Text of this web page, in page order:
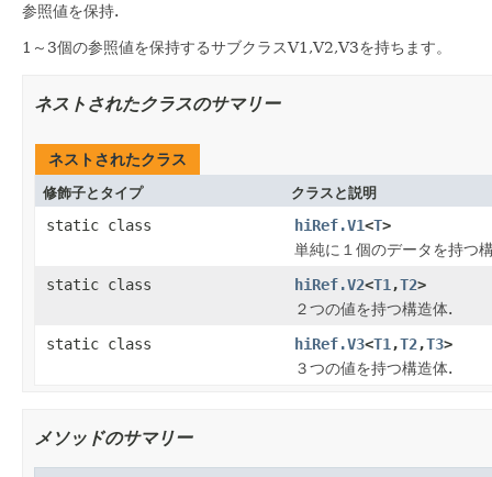
参照値を保持.
1～3個の参照値を保持するサブクラスV1,V2,V3を持ちます。
ネストされたクラスのサマリー
ネストされたクラス
修飾子とタイプ クラスと説明
static class hiRef.V1<T>
単純に１個のデータを持つ
static class
hiRef.V2<T1 ,T2>
２つの値を持つ構造体.
static class
hiRef.V3<T1 ,T2,T3>
３つの値を持つ構造体.
メソッドのサマリー